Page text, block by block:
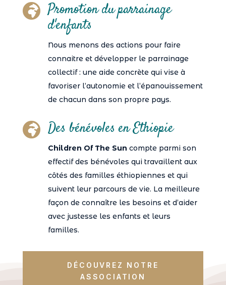
 Promotion du parrainage
d'enfants
Nous menons des actions pour faire
connaitre et développer le parrainage
collectif : une aide concrète qui vise à
favoriser l’autonomie et l’épanouissement
de chacun dans son propre pays.
 Des bénévoles en Ethiopie
Children Of The Sun compte parmi son
effectif des bénévoles qui travaillent aux
côtés des familles éthiopiennes et qui
suivent leur parcours de vie. La meilleure
façon de connaître les besoins et d’aider
avec justesse les enfants et leurs
familles.
DÉCOUVREZ NOTRE
ASSOCIATION